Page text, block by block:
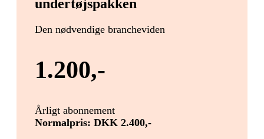
undertøjspakken
Den nødvendige brancheviden
1.200,-
Årligt abonnement
Normalpris: DKK 2.400,-